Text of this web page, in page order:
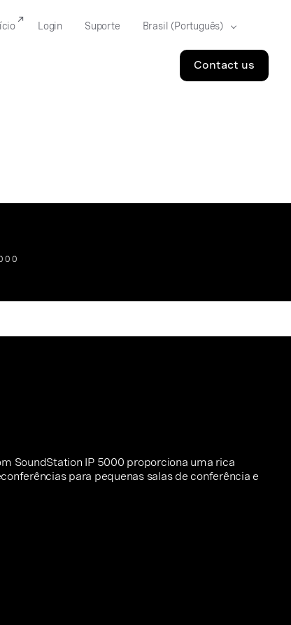
Contact us
Login Suporte
SoundStation IP 5000 proporciona uma rica
para pequenas salas de conferência e